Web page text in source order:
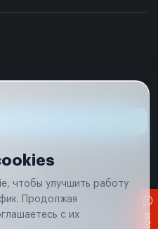
Удаление аккаунта
на сайте, носит исключительно
чтобы улучшить работу
Продолжая
с их